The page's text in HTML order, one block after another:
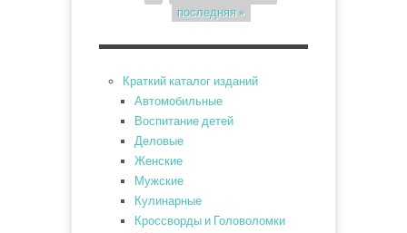
Страницы
последняя »
Краткий каталог изданий
Автомобильные
Воспитание детей
Деловые
Женские
Мужские
Кулинарные
Кроссворды и Головоломки